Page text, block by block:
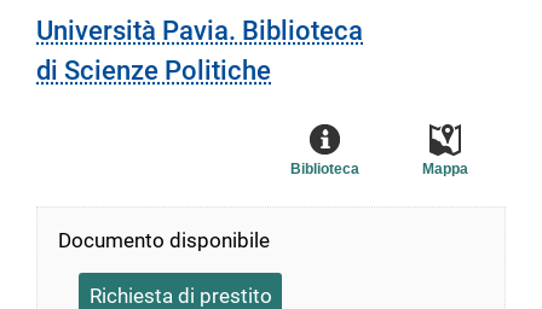
Università Pavia. Biblioteca
di Scienze Politiche
Mappa
Biblioteca
Documento disponibile
Richiesta di prestito